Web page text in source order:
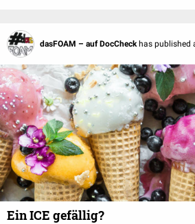
dasFOAM – auf DocCheck has published
Ein ICE gefällig?